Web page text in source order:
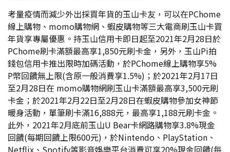
考量疫情而減少外出採買年貨的玉山卡友，可以在PChome
線上購物、momo購物網、蝦皮購物等三大電商刷玉山卡買
年貨享專屬優惠。持玉山信用卡即日起至2021年2月28日於
PChome刷卡滿額最高享1,850元刷卡金，另外，玉山Pi拍
錢包信用卡推出限時加碼活動，於PChome線上購物享5%
P幣回饋無上限(含原一般消費享1.5%)；於2021年2月17日
至2月28日在 momo購物網刷玉山卡滿額最高享3,500元刷
卡金；於2021年2月22日至2月28日在蝦皮購物參加女神節
暖身活動，單筆刷卡滿16,888元，最高享1,188元刷卡金。
此外，2021年2月底前玉山U Bear卡網路購物享3.8%現金
回饋(每期回饋上限600元)，於Nintendo、PlayStation、
Netflix、Spotify等影音娛樂平台消費可享20%現金回饋(每